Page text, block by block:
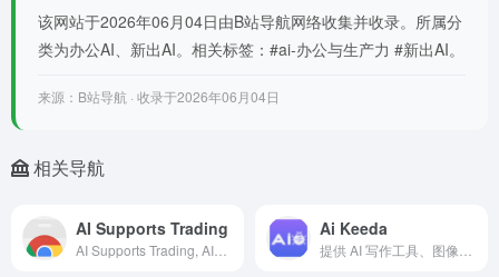
该网站于2026年06月04日由B站导航网络收集并收录。所属分
类为办公AI、新出AI。相关标签：#ai-办公与生产力 #新出AI。
来源：B站导航 · 收录于2026年06月04日
相关导航
AI Supports Trading Ai Keeda